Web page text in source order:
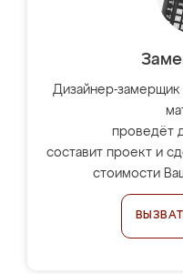
Дизайнер-замерщик
проведёт
составит проект и
стоимости